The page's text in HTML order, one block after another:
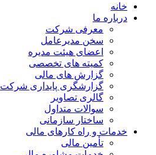
خانه
درباره ما
معرفی شرکت
سخن مدیرعامل
اعضای هیئت مدیره
کمیته های تخصصی
گزارش های مالی
گزارشگری پایداری شرکت
گالری تصاویر
سوالات متداول
ساختار سازمانی
خدمات و راه کارهای مالی
تأمین مالی